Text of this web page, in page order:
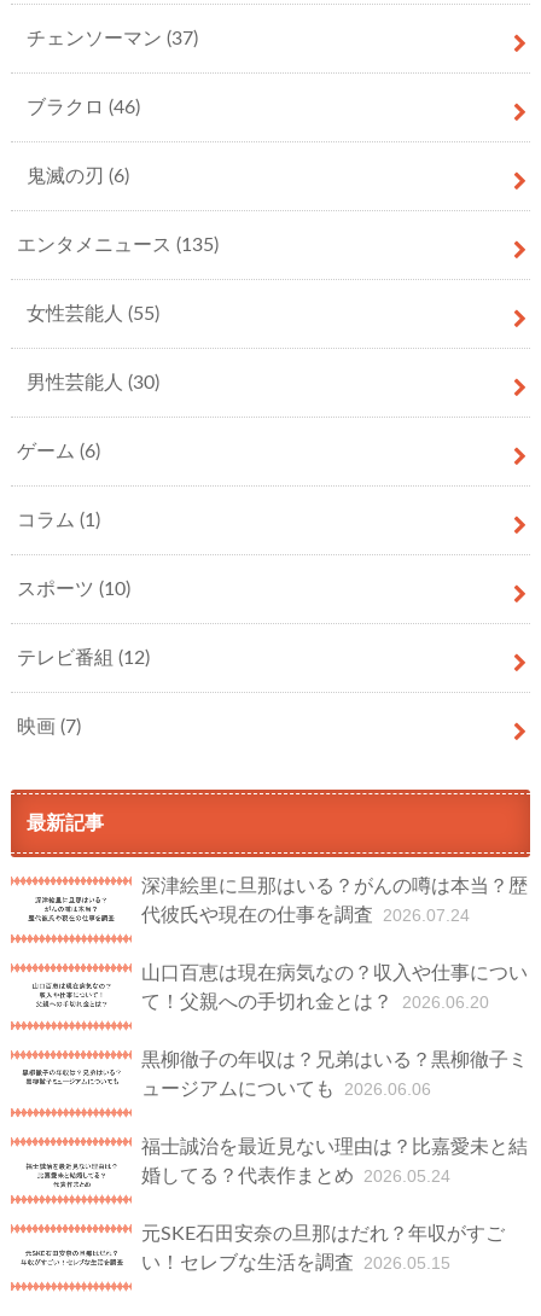
チェンソーマン (37)
ブラクロ (46)
鬼滅の刃 (6)
エンタメニュース (135)
女性芸能人 (55)
男性芸能人 (30)
ゲーム (6)
コラム (1)
スポーツ (10)
テレビ番組 (12)
映画 (7)
最新記事
深津絵里に旦那はいる？がんの噂は本当？歴
代彼氏や現在の仕事を調査
2026.07.24
山口百恵は現在病気なの？収入や仕事につい
て！父親への手切れ金とは？
2026.06.20
黒柳徹子の年収は？兄弟はいる？黒柳徹子ミ
ュージアムについても
2026.06.06
福士誠治を最近見ない理由は？比嘉愛未と結
婚してる？代表作まとめ
2026.05.24
元SKE石田安奈の旦那はだれ？年収がすご
い！セレブな生活を調査
2026.05.15